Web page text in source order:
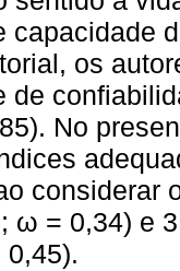
capacidade
os
de
No
considerar
ω = 0,34) e